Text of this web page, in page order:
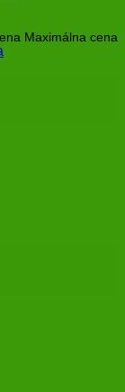
Maximálna cena